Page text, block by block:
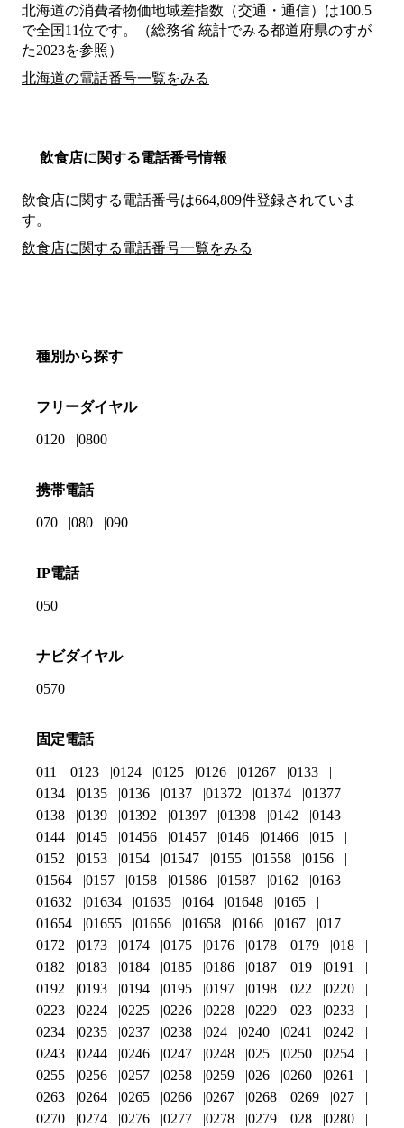
北海道の消費者物価地域差指数（交通・通信）は100.5
で全国11位です。（総務省 統計でみる都道府県のすが
た2023を参照）
北海道の電話番号一覧をみる
飲食店に関する電話番号情報
飲食店に関する電話番号は664,809件登録されていま
す。
飲食店に関する電話番号一覧をみる
種別から探す
フリーダイヤル
0120 0800
携帯電話
070 080 090
IP電話
050
ナビダイヤル
0570
固定電話
011 0123 0124 0125 0126 01267
0133
0134
0135 0136 0137 01372 01374
01377
0138
0139 01392 01397 01398 0142
0143
0144
0145 01456 01457 0146 01466
015
0152
0153 0154 01547 0155 01558
0156
01564
0157 0158 01586 01587 0162
0163
01632
01634 01635 0164 01648
0165
01654
01655 01656 01658 0166 0167
017
0172
0173 0174 0175 0176 0178 0179
018
0182
0183 0184 0185 0186 0187 019
0191
0192
0193 0194 0195 0197 0198 022
0220
0223
0224 0225 0226 0228 0229 023
0233
0234
0235 0237 0238 024 0240 0241
0242
0243
0244 0246 0247 0248 025 0250
0254
0255
0256 0257 0258 0259 026 0260
0261
0263
0264 0265 0266 0267 0268 0269
027
0270
0274 0276 0277 0278 0279 028 0280